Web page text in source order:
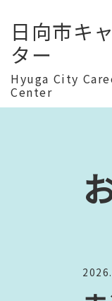
日向市キ
ター
Hyuga City
Center